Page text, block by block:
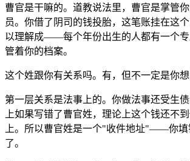
曹官是干嘛的。道教说法里，曹官是掌管
员。你借了阴司的钱投胎，这笔账挂在这
以理解成——每个年份出生的人都有一个
管着你的档案。
这个姓跟你有关系吗。有，但不一定是你想
第一层关系是法事上的。你做法事还受生
上如果写错了曹官姓，理论上这个钱还不
上。所以曹官姓是一个"收件地址"——你填
了。